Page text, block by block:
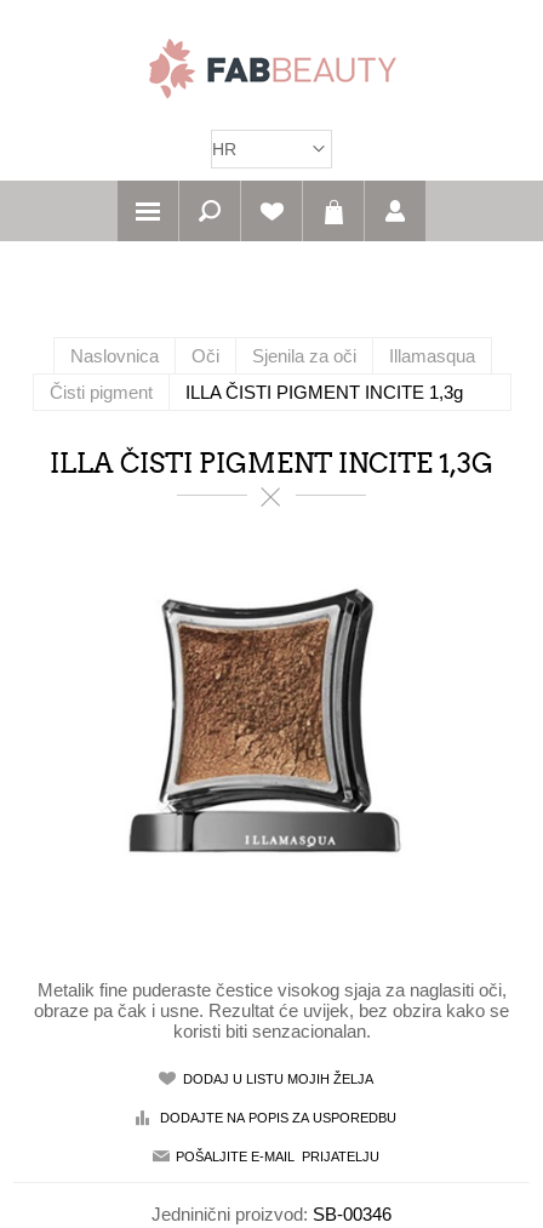
Naslovnica Oči Sjenila za oči
Illamasqua
Čisti pigment
ILLA ČISTI PIGMENT INCITE 1,3g
ILLA ČISTI PIGMENT INCITE 1,3G
Metalik fine puderaste čestice visokog sjaja za naglasiti oči,
obraze pa čak i usne. Rezultat će uvijek, bez obzira kako se
koristi biti senzacionalan.
Jedninični proizvod: SB-00346